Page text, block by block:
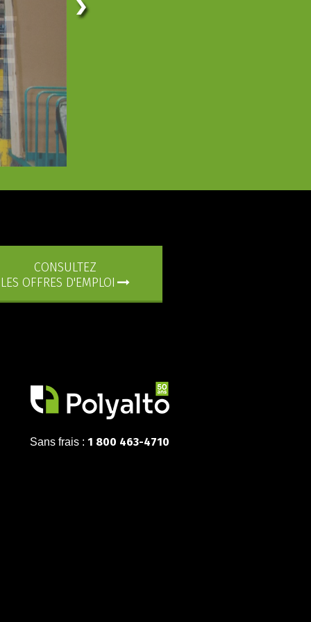
CONSULTEZ
LES OFFRES D'EMPLOI
Sans frais : 1 800 463-4710